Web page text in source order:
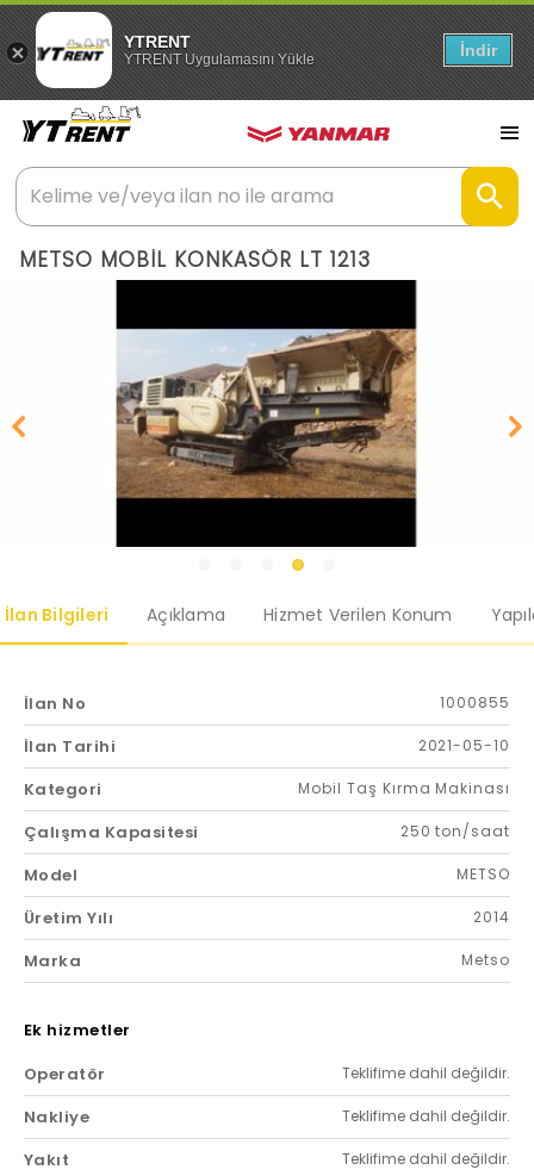
YTRENT
YTRENT Uygulamasını Yükle İndir
METSO MOBİL KONKASÖR LT 1213
İlan Bilgileri Açıklama Hizmet Verilen Konum
İlan No 1000855
İlan Tarihi 2021-05-10
Kategori Mobil Taş Kırma Makinası
Çalışma Kapasitesi 250 ton/saat
Model METSO
Üretim Yılı 2014
Marka Metso
Ek hizmetler
Operatör
Teklifime dahil değildir.
Nakliye Teklifime dahil değildir.
Yakıt Teklifime dahil değildir.